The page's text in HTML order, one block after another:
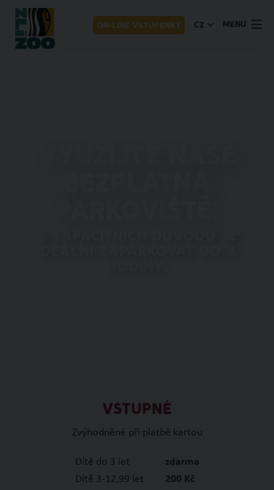
ON-LINE VSTUPENKY CZ MENU
VSTUPNÉ
Zvýhodněné při platbě kartou
Dítě do 3 let
zdarma
Dítě 3-12,99 let
200 Kč